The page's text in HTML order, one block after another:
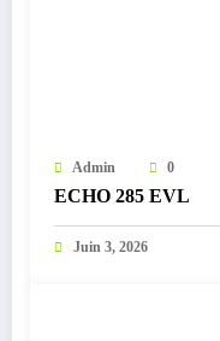
Admin 0
ECHO 285 EVL
Juin 3, 2026